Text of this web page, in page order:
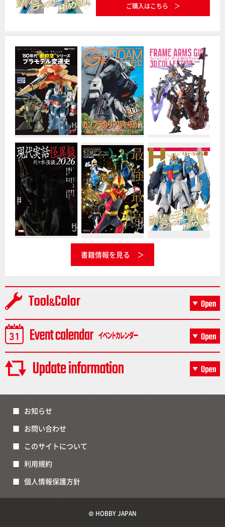
ご購入はこちら
書籍情報を見る
お知らせ
お問い合わせ
このサイトについて
利用規約
個人情報保護方針
© HOBBY JAPAN